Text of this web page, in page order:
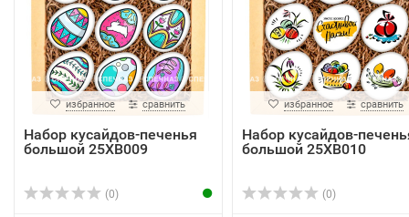
избранное сравнить
Набор кусайдов-печенья
большой 25ХВ009
(0)
избранное сравнить
Набор кусайдов-
большой 25ХВ010
(0)